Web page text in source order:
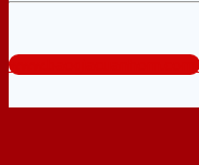
www.baogiacuanhom.com